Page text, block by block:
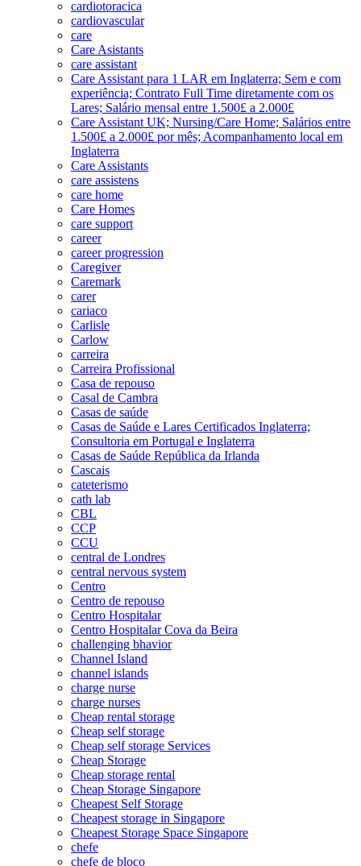
cardiotoracica
cardiovascular
care
Care Asistants
care assistant
Care Assistant para 1 LAR em Inglaterra; Sem e com
experiência; Contrato Full Time diretamente com os
Lares; Salário mensal entre 1.500£ a 2.000£
Care Assistant UK; Nursing/Care Home; Salários entre
1.500£ a 2.000£ por mês; Acompanhamento local em
Inglaterra
Care Assistants
care assistens
care home
Care Homes
care support
career
career progression
Caregiver
Caremark
carer
cariaco
Carlisle
Carlow
carreira
Carreira Profissional
Casa de repouso
Casal de Cambra
Casas de saúde
Casas de Saúde e Lares Certificados Inglaterra;
Consultoria em Portugal e Inglaterra
Casas de Saúde República da Irlanda
Cascais
cateterismo
cath lab
CBL
CCP
CCU
central de Londres
central nervous system
Centro
Centro de repouso
Centro Hospitalar
Centro Hospitalar Cova da Beira
challenging bhavior
Channel Island
channel islands
charge nurse
charge nurses
Cheap rental storage
Cheap self storage
Cheap self storage Services
Cheap Storage
Cheap storage rental
Cheap Storage Singapore
Cheapest Self Storage
Cheapest storage in Singapore
Cheapest Storage Space Singapore
chefe
chefe de bloco